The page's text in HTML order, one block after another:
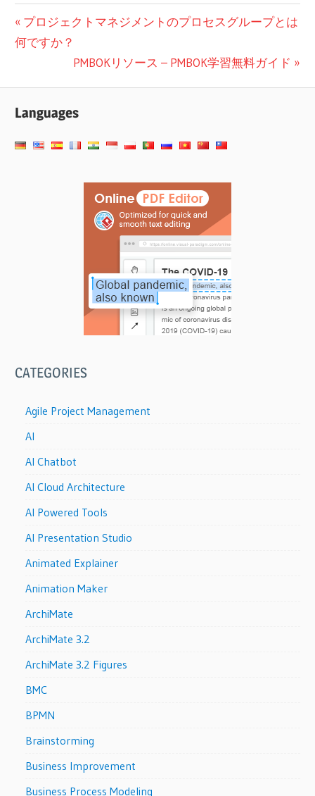
投
稿
ビ
前
の
プロジェクトマネジメントのプロセスグループとは
何ですか？
次
稿:
PMBOKリソース – PMBOK学習無料ガイド
Languages
CATEGORIES
Agile Project Management
AI
AI Chatbot
AI Cloud Architecture
AI Powered Tools
AI Presentation Studio
Animated Explainer
Animation Maker
ArchiMate
ArchiMate 3.2
ArchiMate 3.2 Figures
BMC
BPMN
Brainstorming
Business Improvement
Business Process Modeling